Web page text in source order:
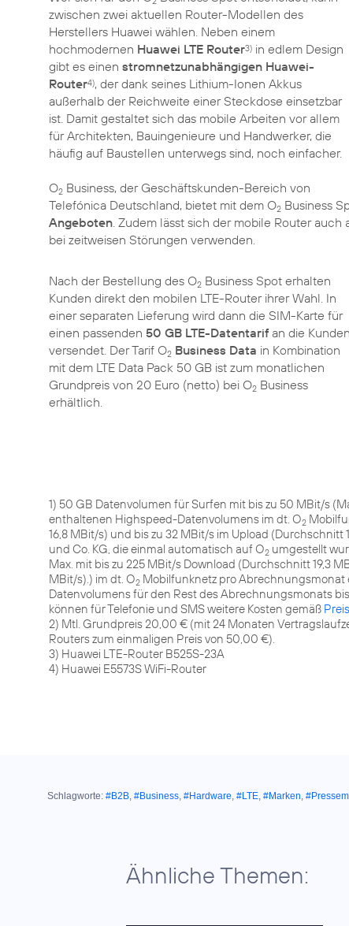
zwischen zwei aktuellen Router-Modellen des
Herstellers Huawei wählen. Neben einem
hochmodernen Huawei LTE Router3) in edlem Design
gibt es einen stromnetzunabhängigen Huawei-
Router4), der dank seines Lithium-Ionen Akkus
außerhalb der Reichweite einer Steckdose einsetzbar
ist. Damit gestaltet sich das mobile Arbeiten vor allem
für Architekten, Bauingenieure und Handwerker, die
häufig auf Baustellen unterwegs sind, noch einfacher.
O2 Business, der Geschäftskunden-Bereich von
Telefónica Deutschland, bietet mit dem O2 Business
Angeboten. Zudem lässt sich der mobile Router
bei zeitweisen Störungen verwenden.
Nach der Bestellung des O2 Business Spot erhalten
Kunden direkt den mobilen LTE-Router ihrer Wahl. In
einer separaten Lieferung wird dann die SIM-Karte für
einen passenden 50 GB LTE-Datentarif an die Kunden
versendet. Der Tarif O2 Business Data in Kombination
mit dem LTE Data Pack 50 GB ist zum monatlichen
Grundpreis von 20 Euro (netto) bei O2 Business
erhältlich.
1) 50 GB Datenvolumen für Surfen mit bis zu 50 MBit/s
enthaltenen Highspeed-Datenvolumens im dt. O2
16,8 MBit/s) und bis zu 32 MBit/s im Upload
und Co. KG, die einmal automatisch auf O2 umgestellt
Max. mit bis zu 225 MBit/s Download (Durchschnitt 19,3
MBit/s).) im dt. O2 Mobilfunknetz pro Abrechnungsmonat
Datenvolumens für den Rest des Abrechnungsmonats
können für Telefonie und SMS weitere Kosten gemäß
2) Mtl. Grundpreis 20,00 € (mit 24 Monaten
Routers zum einmaligen Preis von 50,00 €).
3) Huawei LTE-Router B525S-23A
4) Huawei E5573S WiFi-Router
Schlagworte: #B2B, #Business, #Hardware, #LTE, #Marken,
Ähnliche Themen: